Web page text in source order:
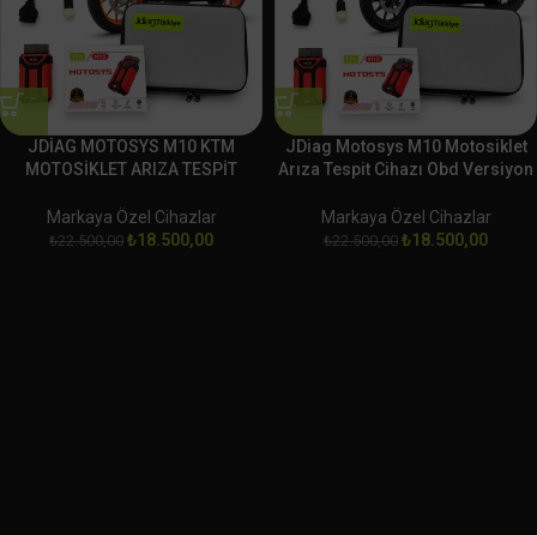
JDİAG MOTOSYS M10 KTM
MOTOSİKLET ARIZA TESPİT
Markaya Özel Cihazlar
₺22.500,00 ₺18.500,00
JDiag Motosys M10 Motosiklet
Arıza Tespit Cihazı Obd Versiyon
Markaya Özel Cihazlar
₺22.500,00 ₺18.500,00